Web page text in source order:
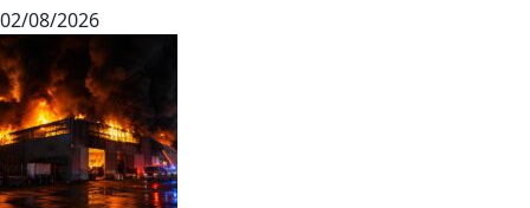
02/08/2026